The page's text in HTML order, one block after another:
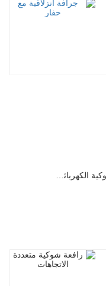
كيفية استخدام الرافعات الشوكية الكهربائية بشكل صحيح